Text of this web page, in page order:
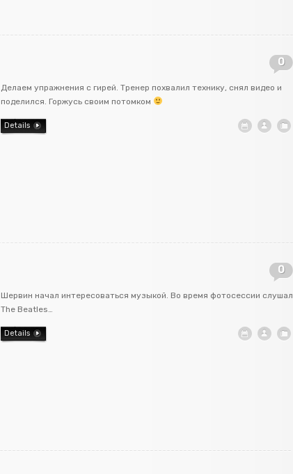
0
Делаем упражнения с гирей. Тренер похвалил технику, снял видео и
поделился. Горжусь своим потомком
Details
0
Шервин начал интересоваться музыкой. Во время фотосессии слушал
The Beatles…
Details